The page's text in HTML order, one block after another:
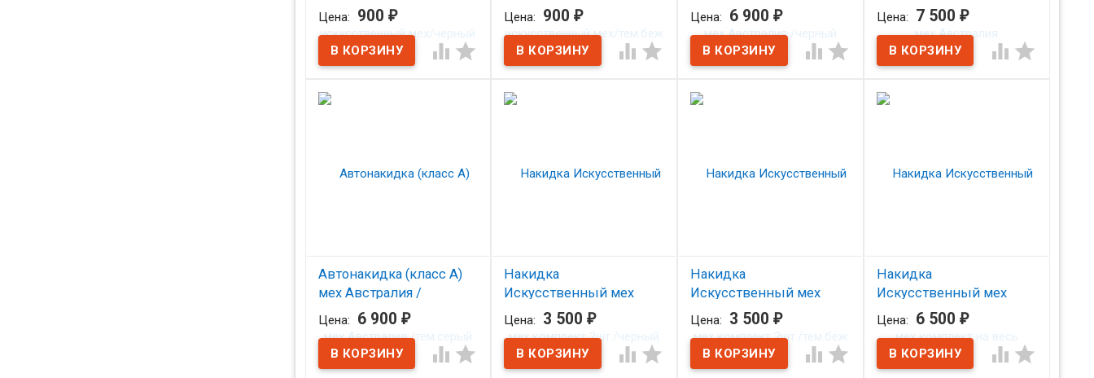
черный
В наличии
Накидка на сиденье из
Цена: 900 ₽
 
тем.беж
В наличии
Накидка на сиденье из
Цена: 900₽
 
В наличии
Накидка на сиденье из овчины
Цена: 6 900 ₽
 
комбинирован./черный
В наличии
Накидка на сиденье из овчины
Цена: 7 500 ₽
 
Автонакидка (класс А)
мех Австралия /
тем.серый
В наличии
Накидка на сиденье из овчины
Цена: 6 900 ₽
 
Накидка
Искусственный мех
комплект 2шт./черный
В наличии
Накидка на сиденье из
Цена: 3 500₽
 
Накидка
Искусственный мех
комплект 2шт./тем.беж
В наличии
Накидка на сиденье из
Цена: 3 500 ₽
 
Накидка
Искусственный мех
комплект на весь салон/
черный
В наличии
Цена: 6 500 ₽
 